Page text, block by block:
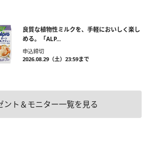
良質な植物性ミルクを、手軽においしく楽し
める。「ALP...
申込締切
2026.08.29（土）23:59まで
ント＆モニター一覧を見る